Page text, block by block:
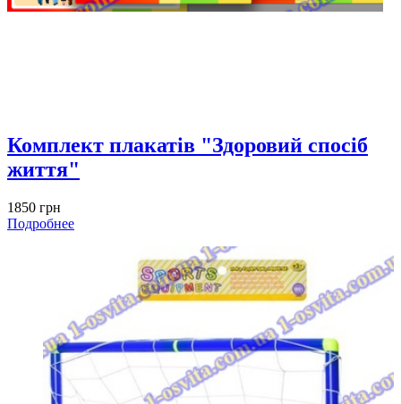
Комплект плакатів "Здоровий спосіб
життя"
1850 грн
Подробнее